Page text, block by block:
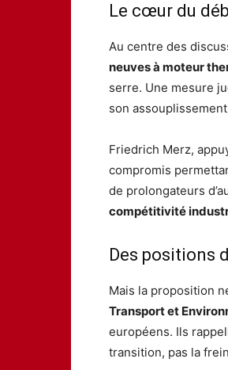
Le cœur du
Au centre des
neuves à moteur
serre. Une mesure
son
Friedrich Merz,
compromis
de prolongateurs
compétitivité
Des positions
Mais la proposition
Transport et
européens. Ils
transition, pas la